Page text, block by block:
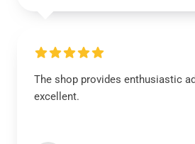
The shop provides enthusiastic
excellent.